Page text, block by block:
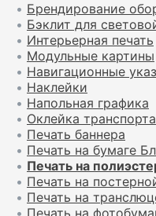
• Брендирование
• Бэклит для
• Интерьерная печать
• Модульные картины
• Навигационные
• Наклейки
• Напольная графика
• Оклейка транспорта
• Печать баннера
• Печать на бумаге
• Печать на
• Печать на
• Печать на
• Печать на